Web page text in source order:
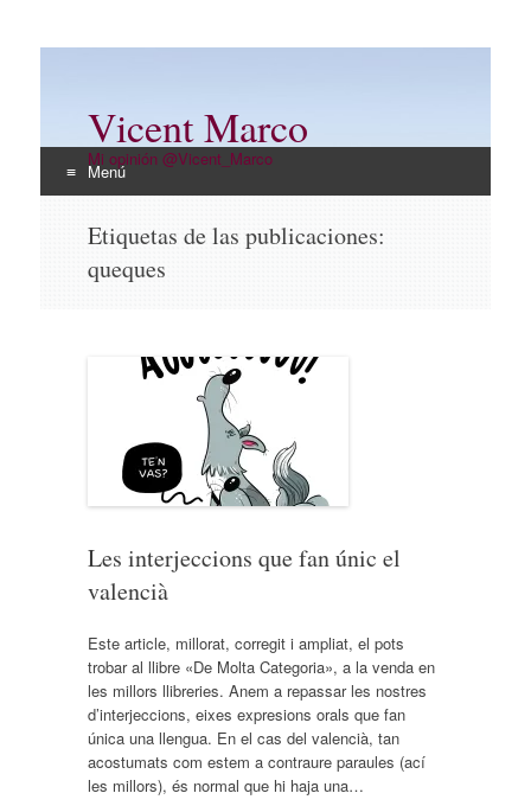
Vicent Marco
Mi opinión @Vicent_Marco
Menú
contenido
Etiquetas de las publicaciones:
queques
Les interjeccions que fan únic el
valencià
Este article, millorat, corregit i ampliat, el pots
trobar al llibre «De Molta Categoria», a la venda en
les millors llibreries. Anem a repassar les nostres
d’interjeccions, eixes expresions orals que fan
única una llengua. En el cas del valencià, tan
acostumats com estem a contraure paraules (ací
les millors), és normal que hi haja una…